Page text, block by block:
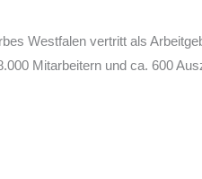
Westfalen vertritt als
Mitarbeitern und ca. 600